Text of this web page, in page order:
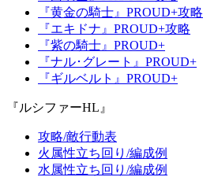
『黄金の騎士』PROUD+攻略
『エキドナ』PROUD+攻略
『紫の騎士』PROUD+
『ナル･グレート』PROUD+
『ギルベルト』PROUD+
『ルシファーHL』
攻略/敵行動表
火属性立ち回り/編成例
水属性立ち回り/編成例